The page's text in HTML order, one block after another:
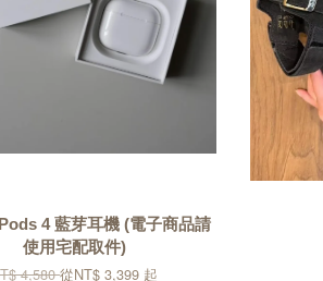
4 藍芽耳機 (電子商品請
使用宅配取件)
4,580從NT$ 3,399 起